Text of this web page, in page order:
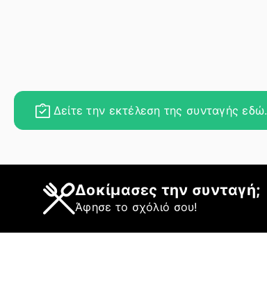
Δείτε την εκτέλεση της συνταγής εδώ.
Δοκίμασες την συνταγή;
Άφησε το σχόλιό σου!